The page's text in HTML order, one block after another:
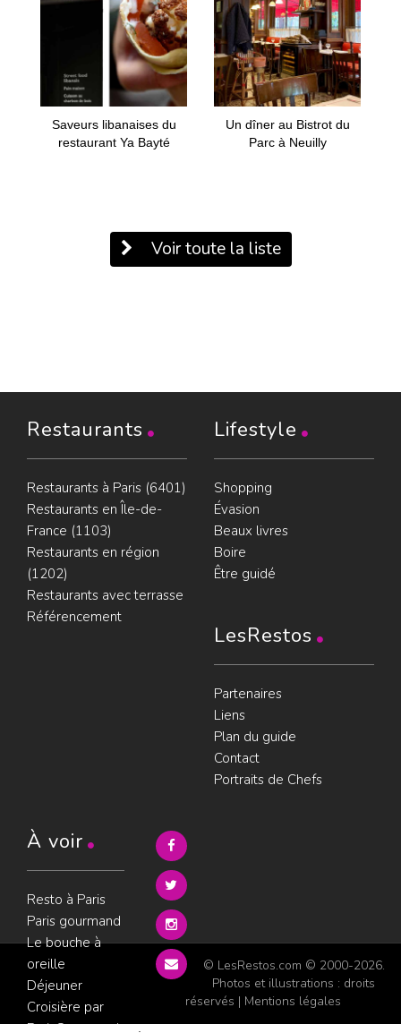
Saveurs libanaises du
restaurant Ya Bayté
Un dîner au Bistrot du
Parc à Neuilly
Voir toute la liste
Restaurants
Restaurants à Paris (6401)
Restaurants en Île-de-
France (1103)
Restaurants en région
(1202)
Restaurants avec terrasse
Référencement
Lifestyle
Shopping
Évasion
Beaux livres
Boire
Être guidé
LesRestos
Partenaires
Liens
Plan du guide
Contact
Portraits de Chefs
À voir
Resto à Paris
Paris gourmand
Le bouche à
oreille
Déjeuner
Croisière par
ParisGourmand
© LesRestos.com © 2000-2026.
Photos et illustrations : droits
réservés | Mentions légales